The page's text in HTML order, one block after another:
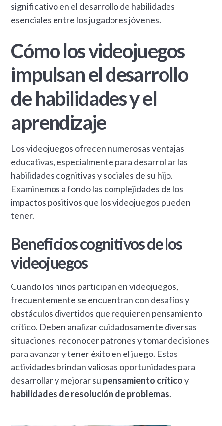
significativo en el desarrollo de habilidades
esenciales entre los jugadores jóvenes.
Cómo los videojuegos
impulsan el desarrollo
de habilidades y el
aprendizaje
Los videojuegos ofrecen numerosas ventajas
educativas, especialmente para desarrollar las
habilidades cognitivas y sociales de su hijo.
Examinemos a fondo las complejidades de los
impactos positivos que los videojuegos pueden
tener.
Beneficios cognitivos de los
videojuegos
Cuando los niños participan en videojuegos,
frecuentemente se encuentran con desafíos y
obstáculos divertidos que requieren pensamiento
crítico. Deben analizar cuidadosamente diversas
situaciones, reconocer patrones y tomar decisiones
para avanzar y tener éxito en el juego. Estas
actividades brindan valiosas oportunidades para
desarrollar y mejorar su pensamiento críticoy
habilidades de resolución de problemas.